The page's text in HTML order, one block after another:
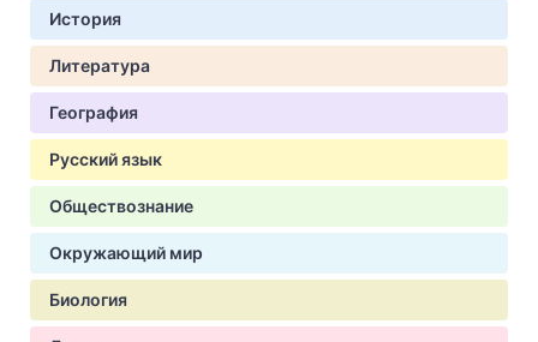
История
Литература
География
Русский язык
Обществознание
Окружающий мир
Биология